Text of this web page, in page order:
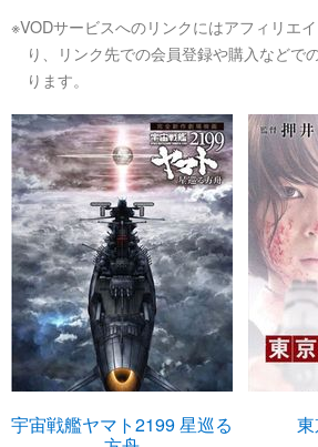
※VODサービスへのリンクにはアフィリエ
り、リンク先での会員登録や購入などで
ります。
宇宙戦艦ヤマト2199 星巡る